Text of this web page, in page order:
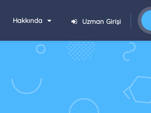
Uzman Girişi
Hakkında